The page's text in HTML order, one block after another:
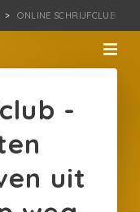
ONLINE SCHRIJFCLUB …D
-
uit